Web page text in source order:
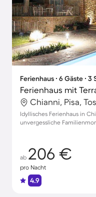
Ferienhaus ∙ 6 Gäste ∙
Chianni, Pisa,
Idyllisches Ferienhaus in
unvergessliche
ab 206 €
pro Nacht
4.9